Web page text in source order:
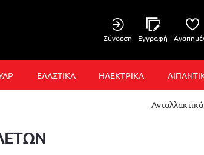
Σύνδεση Εγγραφή
ΕΛΑΣΤΙΚΑ ΗΛΕΚΤΡΙΚΑ